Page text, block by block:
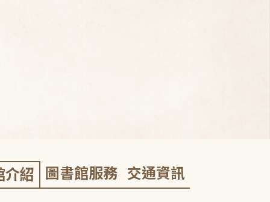
介紹 圖書館服務 交通資訊